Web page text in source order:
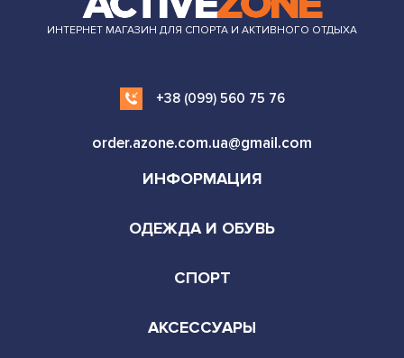
ИНТЕРНЕТ МАГАЗИН ДЛЯ СПОРТА И АКТИВНОГО ОТДЫХА
+38 (099) 560 75 76
order.azone.com.ua@gmail.com
ИНФОРМАЦИЯ
ОДЕЖДА И ОБУВЬ
СПОРТ
АКСЕССУАРЫ